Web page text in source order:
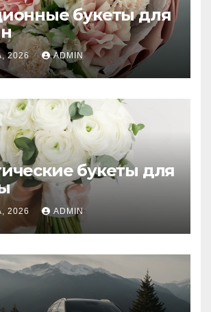
букеты для
2026 ADMIN
букеты для
2026 ADMIN